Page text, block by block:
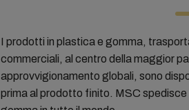
I prodotti in plastica e gomma,
commerciali, al centro della maggior
approvvigionamento globali, sono
prima al prodotto finito. MSC